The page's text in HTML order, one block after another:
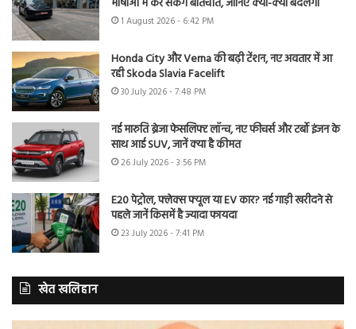
1 August 2026 - 6:42 PM
Honda City और Verna की बढ़ी टेंशन, नए अवतार में आ
रही Skoda Slavia Facelift
30 July 2026 - 7:48 PM
नई मारुति ब्रेजा फेसलिफ्ट लॉन्च, नए फीचर्स और टर्बो इंजन के
साथ आई SUV, जानें क्या है कीमत
26 July 2026 - 3:56 PM
E20 पेट्रोल, फ्लेक्स फ्यूल या EV कार? नई गाड़ी खरीदने से
पहले जानें किसमें है ज्यादा फायदा
23 July 2026 - 7:41 PM
खेत खलिहान